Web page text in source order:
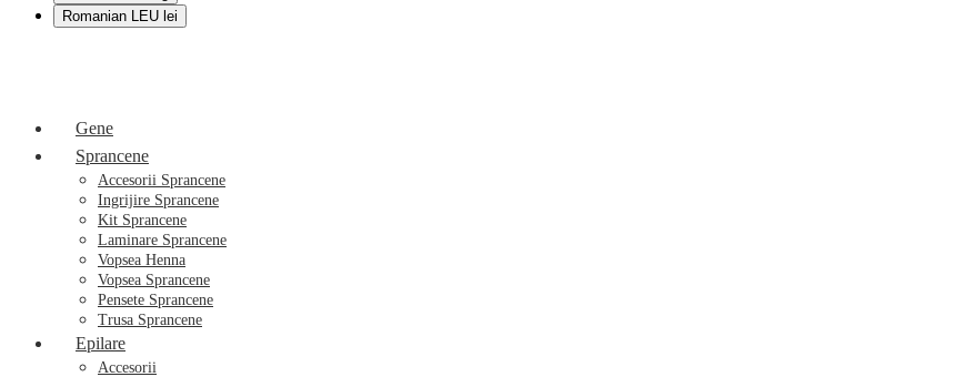
Romanian LEU lei
Gene
Sprancene
Accesorii Sprancene
Ingrijire Sprancene
Kit Sprancene
Laminare Sprancene
Vopsea Henna
Vopsea Sprancene
Pensete Sprancene
Trusa Sprancene
Epilare
Accesorii